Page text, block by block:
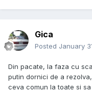
Gica
Posted January
Din pacate, la faza cu
putin dornici de a
ceva comun la toate si